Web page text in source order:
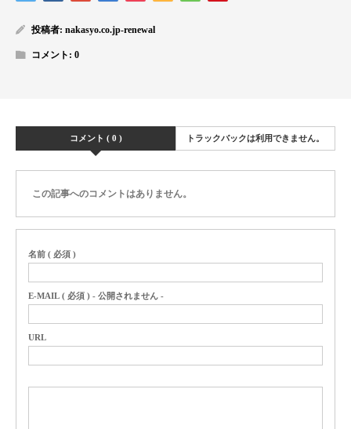
投稿者: nakasyo.co.jp-renewal
コメント: 0
コメント ( 0 ) トラックバックは利用できません。
この記事へのコメントはありません。
名前 ( 必須 )
E-MAIL ( 必須 ) - 公開されません -
URL